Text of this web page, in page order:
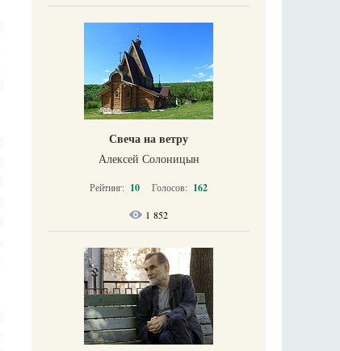
Свеча на ветру
Алексей Солоницын
Рейтинг: 10 Голосов: 162
1 852